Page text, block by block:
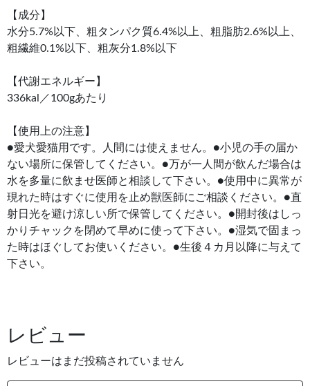
【成分】
水分5.7%以下、粗タンパク質6.4%以上、粗脂肪2.6%以上、
粗繊維0.1%以下、粗灰分1.8%以下
【代謝エネルギー】
336kal／100gあたり
【使用上の注意】
●愛犬愛猫用です。人間には使えません。●小児の手の届か
ない場所に保管してください。●万が一人間が飲んだ場合は
水を多量に飲ませ医師と相談して下さい。●使用中に異常が
現れた時はすぐに使用を止め獣医師にご相談ください。●直
射日光を避け涼しい所で保管してください。●開封後はしっ
かりチャックを閉めて早めに使って下さい。●湿気で固まっ
た時はほぐしてお使いください。●生後４カ月以降に与えて
下さい。
レビュー
レビューはまだ投稿されていません